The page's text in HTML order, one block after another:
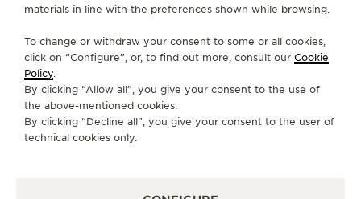
SIGA-NOS
IR PARA A PÁGINA DO INSTAGRAM DA
IR PARA A PÁGINA DO LINKEDIN DA
IR PARA A PÁGINA DO FACEBOOK
IR PARA A PÁGINA DO
IR PARA A PÁGINA DO
VÁ PARA A
ASSINAR A NEWSLETTER
materials in line with the preferences shown while browsing.
To change or withdraw your consent to some or all cookies,
click on “Configure”, or, to find out more, consult our Cookie
Policy.
By clicking “Allow all”, you give your consent to the use of
the above-mentioned cookies.
By clicking “Decline all”, you give your consent to the user of
technical cookies only.